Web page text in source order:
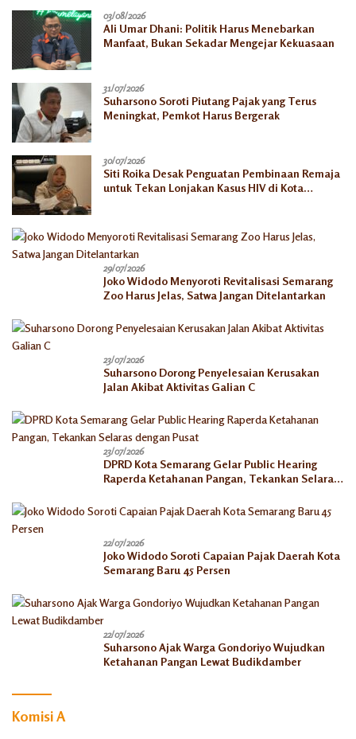
03/08/2026
Ali Umar Dhani: Politik Harus Menebarkan
Manfaat, Bukan Sekadar Mengejar Kekuasaan
31/07/2026
Suharsono Soroti Piutang Pajak yang Terus
Meningkat, Pemkot Harus Bergerak
30/07/2026
Siti Roika Desak Penguatan Pembinaan Remaja
untuk Tekan Lonjakan Kasus HIV di Kota
29/07/2026
Joko Widodo Menyoroti Revitalisasi Semarang
Zoo Harus Jelas, Satwa Jangan Ditelantarkan
23/07/2026
Suharsono Dorong Penyelesaian Kerusakan
Jalan Akibat Aktivitas Galian C
23/07/2026
DPRD Kota Semarang Gelar Public Hearing
Raperda Ketahanan Pangan, Tekankan Selaras
22/07/2026
Joko Widodo Soroti Capaian Pajak Daerah Kota
Semarang Baru 45 Persen
22/07/2026
Suharsono Ajak Warga Gondoriyo Wujudkan
Ketahanan Pangan Lewat Budikdamber
Komisi A